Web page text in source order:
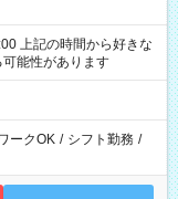
な
能性があります
ークOK / シフト勤務 /